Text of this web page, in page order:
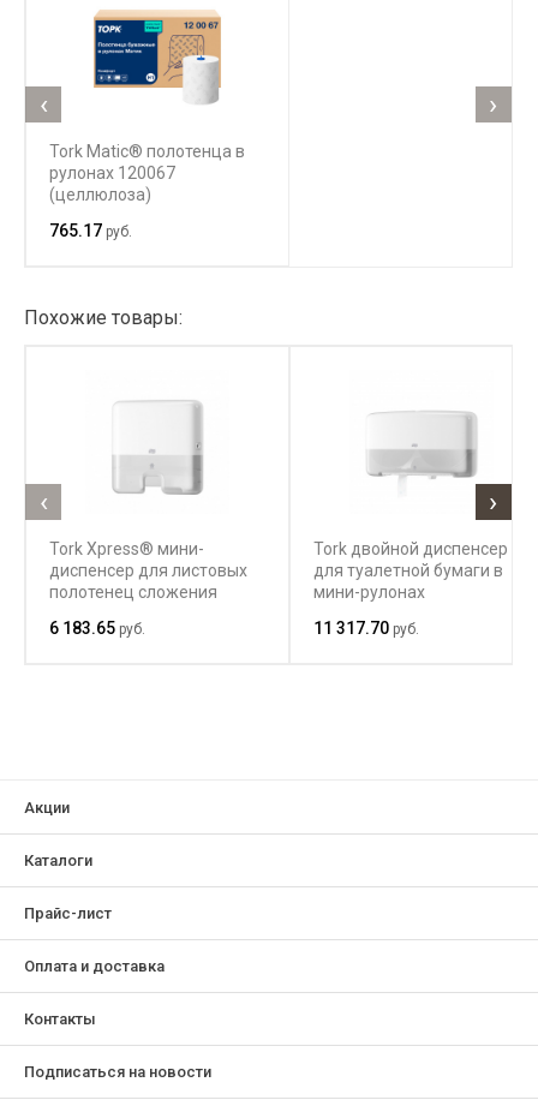
Tork Matic® полотенца в
рулонах 120067
(целлюлоза)
765.17 руб.
‹ ›
Похожие товары:
Tork Xpress® мини-
диспенсер для листовых
полотенец сложения
6 183.65 руб.
Tork двойной диспенсер
для туалетной бумаги в
мини-рулонах
11 317.70 руб.
‹ ›
Акции
Каталоги
Прайс-лист
Оплата и доставка
Контакты
Подписаться на новости